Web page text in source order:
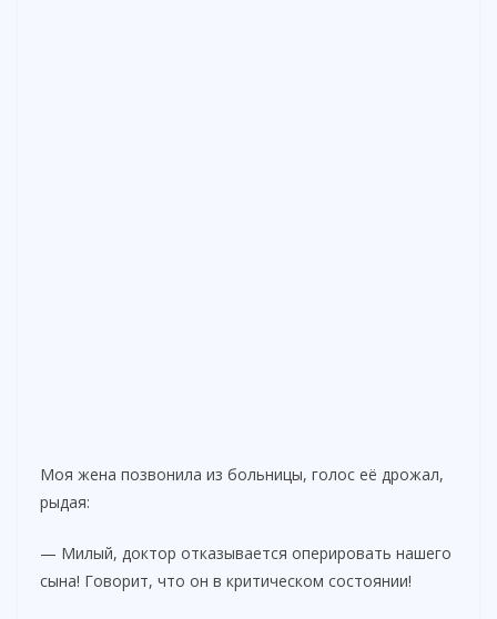
Моя жена позвонила из больницы, голос её дрожал,
рыдая:
— Милый, доктор отказывается оперировать нашего
сына! Говорит, что он в критическом состоянии!